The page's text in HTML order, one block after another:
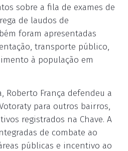
sobre a fila de exames de
de laudos de
foram apresentadas
transporte público,
à população em
Roberto França defendeu a
para outros bairros,
registrados na Chave. A
de combate ao
públicas e incentivo ao